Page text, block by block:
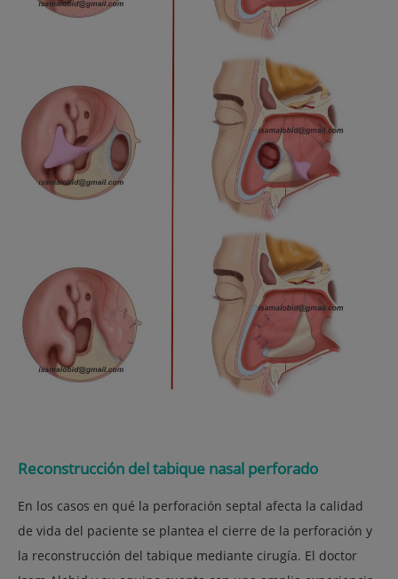
Reconstrucción del tabique nasal perforado
En los casos en qué la perforación septal afecta la calidad
de vida del paciente se plantea el cierre de la perforación y
la reconstrucción del tabique mediante cirugía. El doctor